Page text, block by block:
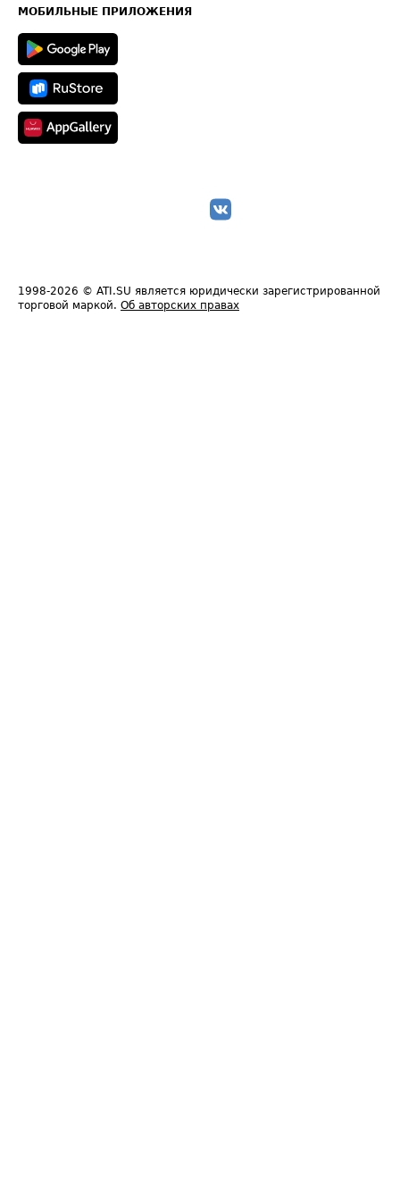
Техническая информация
МОБИЛЬНЫЕ ПРИЛОЖЕНИЯ
1998-2026 © ATI.SU является юридически зарегистрированной
торговой маркой. Об авторских правах